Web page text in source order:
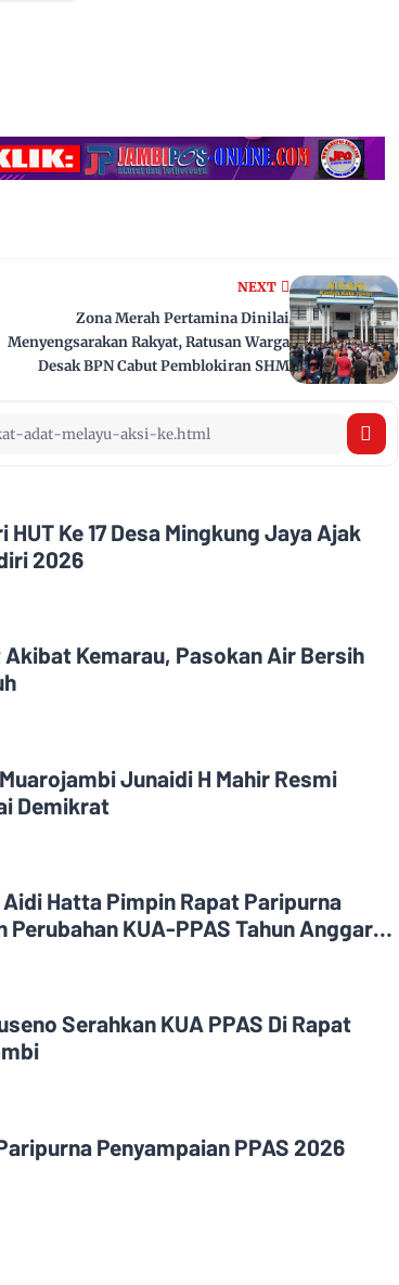
NEXT
Zona Merah Pertamina Dinilai
Menyengsarakan Rakyat, Ratusan Warga
Desak BPN Cabut Pemblokiran SHM
Ke 17 Desa Mingkung Jaya Ajak
2026
Kemarau, Pasokan Air Bersih
Junaidi H Mahir Resmi
Demikrat
Hatta Pimpin Rapat Paripurna
KUA-PPAS Tahun Anggaran
Serahkan KUA PPAS Di Rapat
Penyampaian PPAS 2026